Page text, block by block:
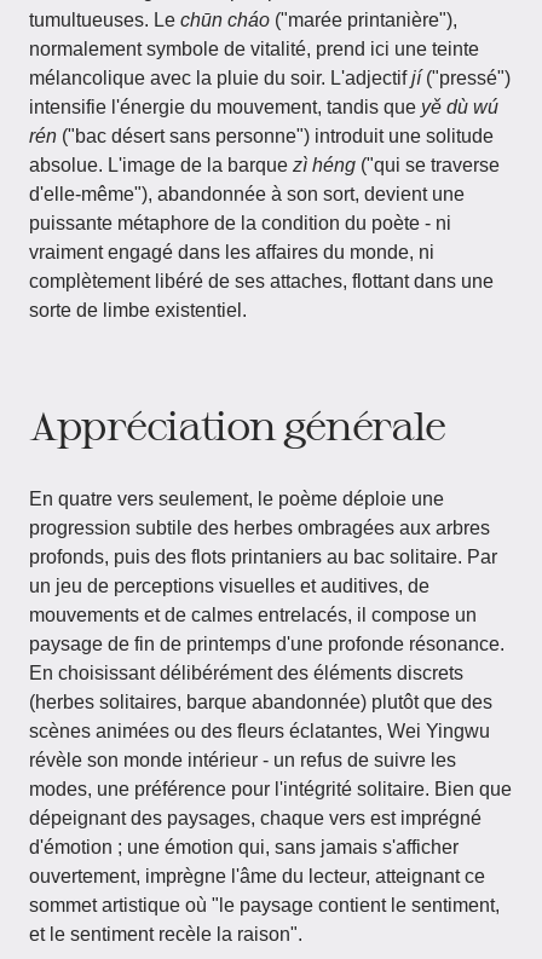
tumultueuses. Le chūn cháo ("marée printanière"),
normalement symbole de vitalité, prend ici une teinte
mélancolique avec la pluie du soir. L'adjectifjí("pressé")
intensifie l'énergie du mouvement, tandis que yě dù wú
rén ("bac désert sans personne") introduit une solitude
absolue. L'image de la barque zì héng ("qui se traverse
d'elle-même"), abandonnée à son sort, devient une
puissante métaphore de la condition du poète - ni
vraiment engagé dans les affaires du monde, ni
complètement libéré de ses attaches, flottant dans une
sorte de limbe existentiel.
Appréciation générale
En quatre vers seulement, le poème déploie une
progression subtile des herbes ombragées aux arbres
profonds, puis des flots printaniers au bac solitaire. Par
un jeu de perceptions visuelles et auditives, de
mouvements et de calmes entrelacés, il compose un
paysage de fin de printemps d'une profonde résonance.
En choisissant délibérément des éléments discrets
(herbes solitaires, barque abandonnée) plutôt que des
scènes animées ou des fleurs éclatantes, Wei Yingwu
révèle son monde intérieur - un refus de suivre les
modes, une préférence pour l'intégrité solitaire. Bien que
dépeignant des paysages, chaque vers est imprégné
d'émotion ; une émotion qui, sans jamais s'afficher
ouvertement, imprègne l'âme du lecteur, atteignant ce
sommet artistique où "le paysage contient le sentiment,
et le sentiment recèle la raison".